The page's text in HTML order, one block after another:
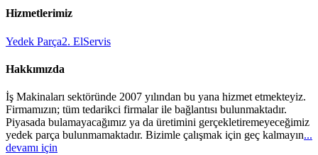
Hizmetlerimiz
Yedek Parça2. ElServis
Hakkımızda
İş Makinaları sektöründe 2007 yılından bu yana hizmet etmekteyiz.
Firmamızın; tüm tedarikci firmalar ile bağlantısı bulunmaktadır.
Piyasada bulamayacağımız ya da üretimini gerçekletiremeyeceğimiz
yedek parça bulunmamaktadır. Bizimle çalışmak için geç kalmayın...
devamı için